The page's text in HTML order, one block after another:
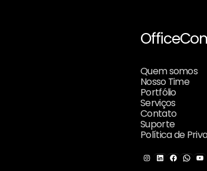
Quem somos
Nosso Time
Portfólio
Serviços
Contato
Suporte
Política de
Instagram
LinkedIn
Facebook